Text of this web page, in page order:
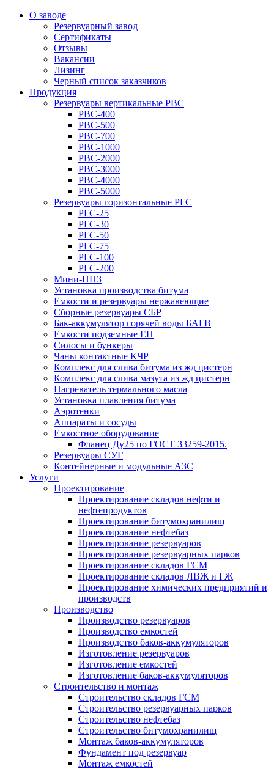
О заводе
Резервуарный завод
Сертификаты
Отзывы
Вакансии
Лизинг
Черный список заказчиков
Продукция
Резервуары вертикальные РВС
РВС-400
РВС-500
РВС-700
РВС-1000
РВС-2000
РВС-3000
РВС-4000
РВС-5000
Резервуары горизонтальные РГС
РГС-25
РГС-30
РГС-50
РГС-75
РГС-100
РГС-200
Мини-НПЗ
Установка производства битума
Емкости и резервуары нержавеющие
Сборные резервуары СБР
Бак-аккумулятор горячей воды БАГВ
Емкости подземные ЕП
Силосы и бункеры
Чаны контактные КЧР
Комплекс для слива битума из жд цистерн
Комплекс для слива мазута из жд цистерн
Нагреватель термального масла
Установка плавления битума
Аэротенки
Аппараты и сосуды
Емкостное оборудование
Фланец Ду25 по ГОСТ 33259-2015.
Резервуары СУГ
Контейнерные и модульные АЗС
Услуги
Проектирование
Проектирование складов нефти и
нефтепродуктов
Проектирование битумохранилищ
Проектирование нефтебаз
Проектирование резервуаров
Проектирование резервуарных парков
Проектирование складов ГСМ
Проектирование складов ЛВЖ и ГЖ
Проектирование химических предприятий и
производств
Производство
Производство резервуаров
Производство емкостей
Производство баков-аккумуляторов
Изготовление резервуаров
Изготовление емкостей
Изготовление баков-аккумуляторов
Строительство и монтаж
Строительство складов ГСМ
Строительство резервуарных парков
Строительство нефтебаз
Строительство битумохранилищ
Монтаж баков-аккумуляторов
Фундамент под резервуар
Монтаж емкостей